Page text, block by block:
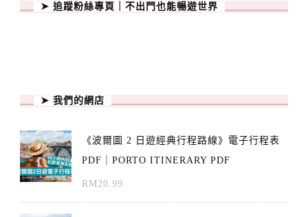
➤ 追蹤粉絲專頁｜不出門也能暢遊世界
➤ 我們的網店
《波爾圖 2 日遊經典行程路線》電子行程表
PDF｜PORTO ITINERARY PDF
RM20.99